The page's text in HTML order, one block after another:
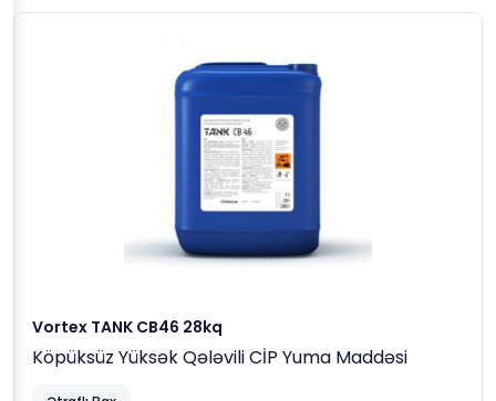
Vortex TANK CB46 28kq
Köpüksüz Yüksək Qələvili CİP Yuma Maddəsi